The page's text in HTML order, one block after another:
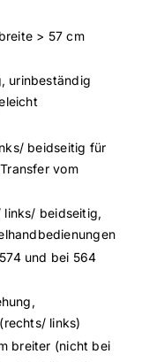
> 57 cm
urinbeständig
beidseitig für
vom
beidseitig,
und bei 564
links)
breiter (nicht bei